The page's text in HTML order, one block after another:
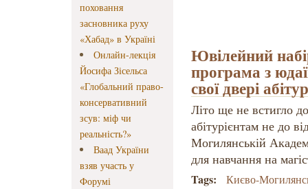
поховання
засновника руху
«Хабад» в Україні
Онлайн-лекція
Йосифа Зісельса
«Глобальний право-
консервативний
зсув: міф чи
реальність?»
Ваад України
взяв участь у
Форумі
Ювілейний
програма з
свої двері
Літо ще не встигло
абітурієнтам не до
Могилянській
для навчання на
Tags: Києво-